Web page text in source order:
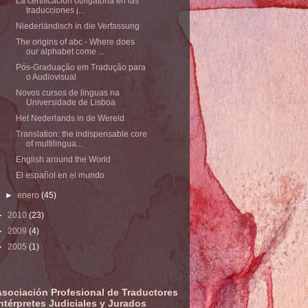
traducciones j...
Niederländisch in die Verfassung
The origins of abc - Where does
our alphabet come ...
Pós-Graduação em Tradução para
o Audiovisual
Novos cursos de linguas na
Universidade de Lisboa
Het Nederlands in de Wereld
Translation: the indispensable core
of multilingua...
English around the World
El español en el mundo
►enero(45)
2010(23)
2009 (4)
2005 (1)
Profesional de Traductores
Judiciales y Jurados